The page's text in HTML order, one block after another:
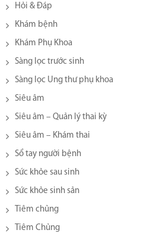
Hỏi & Đáp
Khám bệnh
Khám Phụ Khoa
Sàng lọc trước sinh
Sàng lọc Ung thư phụ khoa
Siêu âm
Siêu âm – Quản lý thai kỳ
Siêu âm – Khám thai
Sổ tay người bệnh
Sức khỏe sau sinh
Sức khỏe sinh sản
Tiêm chủng
Tiêm Chủng